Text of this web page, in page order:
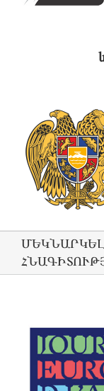
Larger
Image